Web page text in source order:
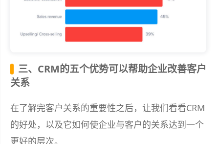
三、CRM的五个优势可以帮助企业改善客户
关系
在了解完客户关系的重要性之后，让我们看看CRM
的好处，以及它如何使企业与客户的关系达到一个
更好的层次。